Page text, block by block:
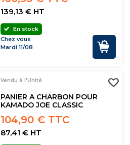
139,13 € HT
En stock
Chez vous
Mardi 11/08
Vendu à l'Unité
PANIER A CHARBON POUR
KAMADO JOE CLASSIC
104,90 € TTC
87,41 € HT